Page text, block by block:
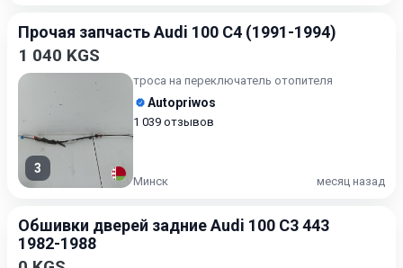
Прочая запчасть Audi 100 C4 (1991-1994)
1 040 KGS
3
троса на переключатель отопителя
Autopriwos
1 039 отзывов
Минск месяц назад
Обшивки дверей задние Audi 100 C3 443
1982-1988